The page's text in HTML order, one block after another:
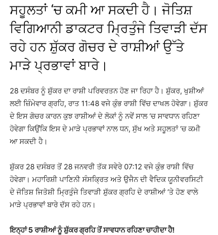
ਸਹੂਲਤਾਂ ‘ਚ ਕਮੀ ਆ ਸਕਦੀ ਹੈ। ਜੋਤਿਸ਼
ਵਿਗਿਆਨੀ ਡਾਕਟਰ ਮ੍ਰਿਤੁੰਜੇ ਤਿਵਾੜੀ ਦੱਸ
ਰਹੇ ਹਨ ਸ਼ੁੱਕਰ ਗੋਚਰ ਦੇ ਰਾਸ਼ੀਆਂ ਉੱਤੇ
ਮਾੜੇ ਪ੍ਰਭਾਵਾਂ ਬਾਰੇ।
28 ਦਸੰਬਰ ਨੂੰ ਸ਼ੁੱਕਰ ਦਾ ਰਾਸ਼ੀ ਪਰਿਵਰਤਨ ਹੋਣ ਜਾ ਰਿਹਾ ਹੈ। ਸ਼ੁੱਕਰ, ਖੁਸ਼ੀਆਂ
ਲਈ ਜ਼ਿੰਮੇਵਾਰ ਗ੍ਰਹਿ, ਰਾਤ ​​11:48 ਵਜੇ ਕੁੰਭ ਰਾਸ਼ੀ ਵਿੱਚ ਦਾਖਲ ਹੋਵੇਗਾ। ਸ਼ੁੱਕਰ
ਦੇ ਇਸ ਗੋਚਰ ਕਾਰਨ ਕੁਝ ਰਾਸ਼ੀਆਂ ਦੇ ਲੋਕਾਂ ਨੂੰ ਨਵੇਂ ਸਾਲ ‘ਚ ਸਾਵਧਾਨ ਰਹਿਣਾ
ਹੋਵੇਗਾ ਕਿਉਂਕਿ ਇਸ ਦੇ ਮਾੜੇ ਪ੍ਰਭਾਵਾਂ ਨਾਲ ਧਨ, ਸੁੱਖ ਅਤੇ ਸਹੂਲਤਾਂ ‘ਚ ਕਮੀ
ਆ ਸਕਦੀ ਹੈ।
ਸ਼ੁੱਕਰ 28 ਦਸੰਬਰ ਤੋਂ 28 ਜਨਵਰੀ ਤੱਕ ਸਵੇਰੇ 07:12 ਵਜੇ ਕੁੰਭ ਰਾਸ਼ੀ ਵਿੱਚ
ਹੋਵੇਗਾ। ਮਹਾਰਿਸ਼ੀ ਪਾਣਿਨੀ ਸੰਸਕ੍ਰਿਤ ਅਤੇ ਉਜੈਨ ਦੀ ਵੈਦਿਕ ਯੂਨੀਵਰਸਿਟੀ
ਦੇ ਜੋਤਿਸ਼ ਜਿਤੋਸ਼ੀ ਮ੍ਰਿਤੁੰਜੇ ਤਿਵਾੜੀ ਸ਼ੁੱਕਰ ਗ੍ਰਹਿ ਦੇ ਰਾਸ਼ੀਆਂ ‘ਤੇ ਹੋਣ ਵਾਲੇ
ਮਾੜੇ ਪ੍ਰਭਾਵਾਂ ਬਾਰੇ ਦੱਸ ਰਹੇ ਹਨ।
ਇਨ੍ਹਾਂ 5 ਰਾਸ਼ੀਆਂ ਨੂੰ ਸ਼ੁੱਕਰ ਗ੍ਰਹਿ ਤੋਂ ਸਾਵਧਾਨ ਰਹਿਣਾ ਚਾਹੀਦਾ ਹੈ!